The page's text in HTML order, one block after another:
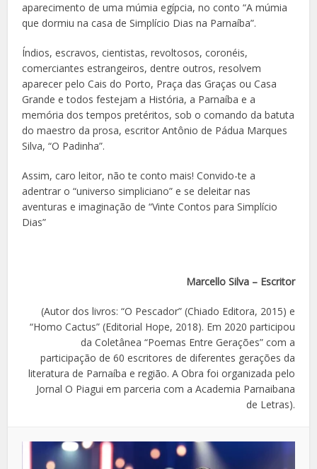
aparecimento de uma múmia egípcia, no conto “A múmia
que dormiu na casa de Simplício Dias na Parnaíba”.
Índios, escravos, cientistas, revoltosos, coronéis,
comerciantes estrangeiros, dentre outros, resolvem
aparecer pelo Cais do Porto, Praça das Graças ou Casa
Grande e todos festejam a História, a Parnaíba e a
memória dos tempos pretéritos, sob o comando da batuta
do maestro da prosa, escritor Antônio de Pádua Marques
Silva, “O Padinha”.
Assim, caro leitor, não te conto mais! Convido-te a
adentrar o “universo simpliciano” e se deleitar nas
aventuras e imaginação de “Vinte Contos para Simplício
Dias”
Marcello Silva – Escritor
(Autor dos livros: “O Pescador” (Chiado Editora, 2015) e
“Homo Cactus” (Editorial Hope, 2018). Em 2020 participou
da Coletânea “Poemas Entre Gerações” com a
participação de 60 escritores de diferentes gerações da
literatura de Parnaíba e região. A Obra foi organizada pelo
Jornal O Piagui em parceria com a Academia Parnaibana
de Letras).